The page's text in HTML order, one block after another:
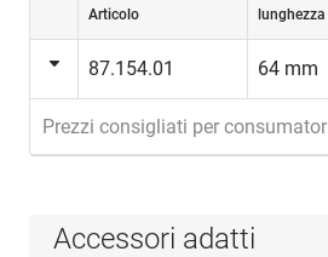
Articolo lunghezza
87.154.01 64 mm
Prezzi consigliati per
Accessori adatti